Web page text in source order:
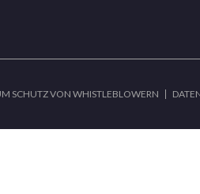
SCHUTZ VON WHISTLEBLOWERN